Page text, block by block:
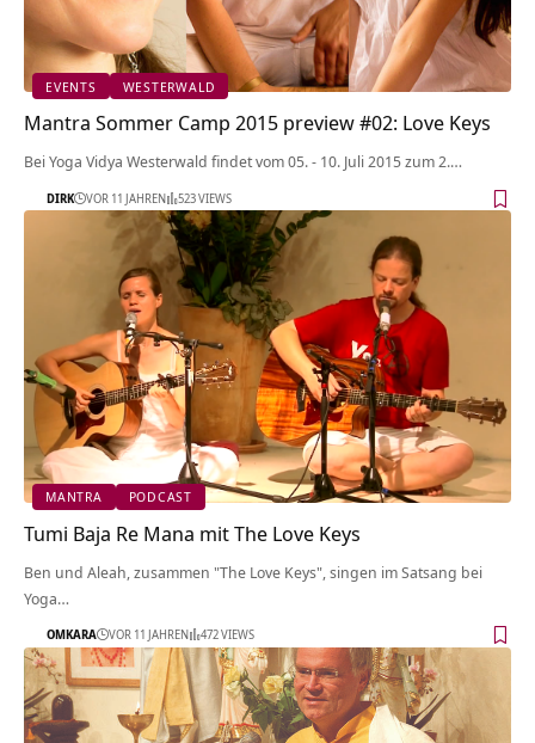
EVENTS WESTERWALD
Mantra Sommer Camp 2015 preview #02: Love Keys
Bei Yoga Vidya Westerwald findet vom 05. - 10. Juli 2015 zum 2.…
DIRK VOR 11 JAHREN 523 VIEWS
MANTRA PODCAST
Tumi Baja Re Mana mit The Love Keys
Ben und Aleah, zusammen "The Love Keys", singen im Satsang bei
Yoga…
OMKARA VOR 11 JAHREN 472 VIEWS